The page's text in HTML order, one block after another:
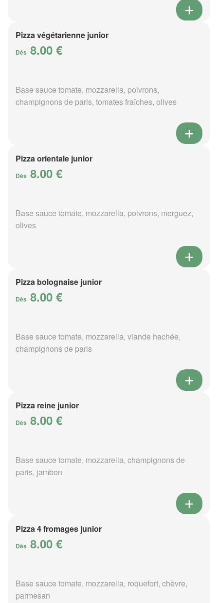
Pizza végétarienne junior
Dès 8.00 €
Base sauce tomate, mozzarella, poivrons,
champignons de paris, tomates fraîches, olives
Pizza orientale junior
Dès 8.00 €
Base sauce tomate, mozzarella, poivrons, merguez,
olives
Pizza bolognaise junior
Dès 8.00 €
Base sauce tomate, mozzarella, viande hachée,
champignons de paris
Pizza reine junior
Dès 8.00 €
Base sauce tomate, mozzarella, champignons de
paris, jambon
Pizza 4 fromages junior
Dès 8.00 €
Base sauce tomate, mozzarella, roquefort, chèvre,
parmesan